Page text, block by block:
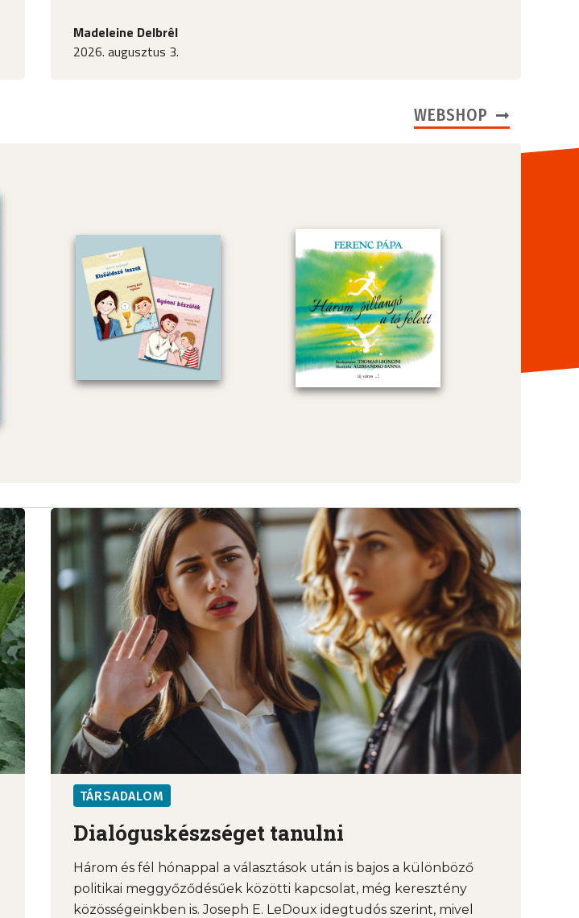
Madeleine Delbrêl
2026. augusztus 3.
WEBSHOP
TÁRSADALOM
Dialóguskészséget tanulni
Három és fél hónappal a választások után is bajos a különböző
politikai meggyőződésűek közötti kapcsolat, még keresztény
közösségeinkben is. Joseph E. LeDoux idegtudós szerint, mivel